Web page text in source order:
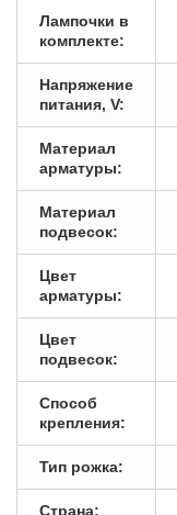
Лампочки в
комплекте:
Напряжение
питания, V:
Материал
арматуры:
Материал
подвесок:
Цвет
арматуры:
Цвет
подвесок:
Способ
крепления:
Тип рожка:
Страна: